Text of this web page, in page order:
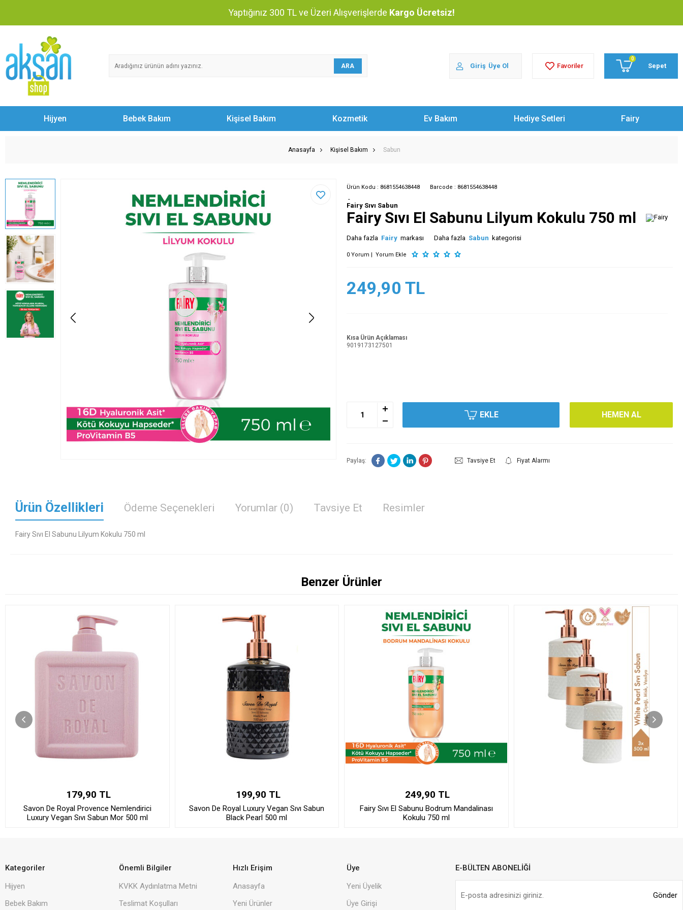
Yaptığınız 300 TL ve Üzeri Alışverişlerde Kargo Ücretsiz!
ARA Giriş Üye Ol Favoriler
0
Sepet
Hijyen Bebek Bakım Kişisel Bakım Kozmetik Ev Bakım Hediye Setleri Fairy
Anasayfa Kişisel Bakım Sabun
Ürün Kodu : 8681554638448 Barcode : 8681554638448
-
Fairy Sıvı Sabun
Fairy Sıvı El Sabunu Lilyum Kokulu 750 ml
Daha fazla Fairy markası Daha fazla Sabun kategorisi
0 Yorum | Yorum Ekle
249,90 TL
Kısa Ürün Açıklaması
9019173127501
EKLE HEMEN AL
Paylaş: Tavsiye Et Fiyat Alarmı
Ürün Özellikleri Ödeme Seçenekleri Yorumlar (0) Tavsiye Et Resimler
Fairy Sıvı El Sabunu Lilyum Kokulu 750 ml
Benzer Ürünler
179,90 TL
Savon De Royal Provence Nemlendirici
Luxury Vegan Sıvı Sabun Mor 500 ml
199,90 TL
Savon De Royal Luxury Vegan Sıvı Sabun
Black Pearl 500 ml
249,90 TL
Fairy Sıvı El Sabunu Bodrum Mandalinası
Kokulu 750 ml
Kategoriler
Hijyen
Bebek Bakım
Önemli Bilgiler
KVKK Aydınlatma Metni
Teslimat Koşulları
Hızlı Erişim
Anasayfa
Yeni Ürünler
Üye
Yeni Üyelik
Üye Girişi
E-BÜLTEN ABONELİĞİ